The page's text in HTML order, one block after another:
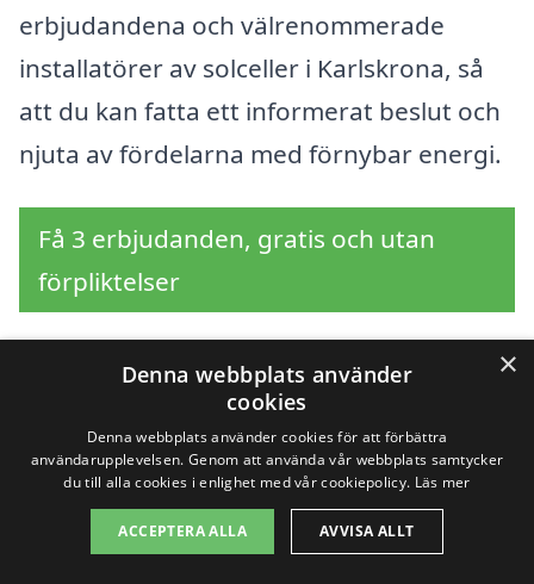
erbjudandena och välrenommerade
installatörer av solceller i Karlskrona, så
att du kan fatta ett informerat beslut och
njuta av fördelarna med förnybar energi.
Få 3 erbjudanden, gratis och utan
förpliktelser
Sök efter en
professionell för
solceller i andra städer
×
Denna webbplats använder
cookies
Denna webbplats använder cookies för att förbättra
användarupplevelsen. Genom att använda vår webbplats samtycker
du till alla cookies i enlighet med vår cookiepolicy. Läs mer
ACCEPTERA ALLA AVVISA ALLT